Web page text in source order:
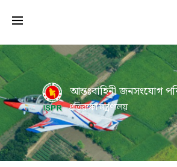
আন্তঃবাহিনী জনসংযোগ
প্রতিরক্ষা মন্ত্রণালয়